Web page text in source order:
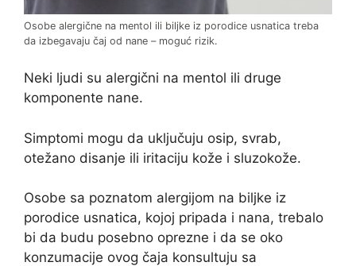
Osobe alergične na mentol ili biljke iz porodice usnatica treba
da izbegavaju čaj od nane – moguć rizik.
Neki ljudi su alergični na mentol ili druge
komponente nane.
Simptomi mogu da uključuju osip, svrab,
otežano disanje ili iritaciju kože i sluzokože.
Osobe sa poznatom alergijom na biljke iz
porodice usnatica, kojoj pripada i nana, trebalo
bi da budu posebno oprezne i da se oko
konzumacije ovog čaja konsultuju sa